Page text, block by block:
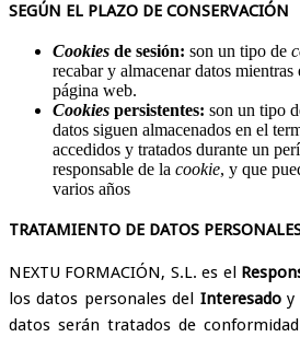
SEGÚN EL PLAZO DE CONSERVACIÓN
Cookies de sesión: son un tipo de
recabar y almacenar datos mientras
página web.
Cookies persistentes: son un tipo
datos siguen almacenados en el
accedidos y tratados durante un
responsable de la cookie, y que
varios años
TRATAMIENTO DE DATOS
NEXTU FORMACIÓN, S.L. es el
los datos personales del Interesadoy
datos serán tratados de